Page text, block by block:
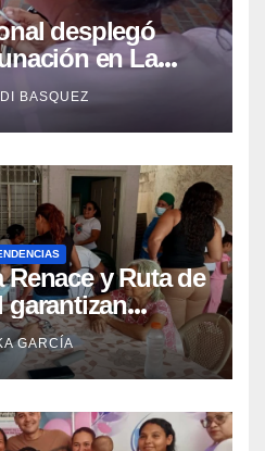
desplegó
en La
protección
BASQUEZ
Renace y Ruta de
garantizan
integral en
GARCÍA